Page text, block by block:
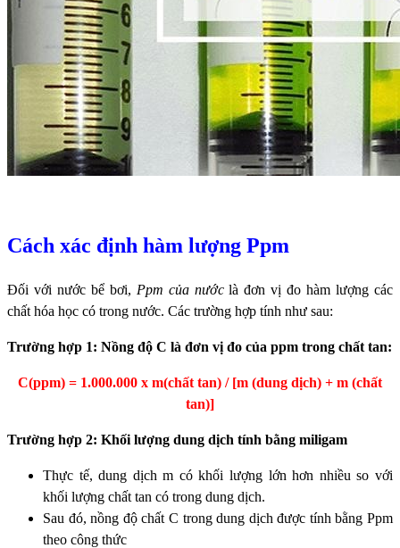
Cách xác định hàm lượng Ppm
Đối với nước bể bơi, Ppm của nướclà đơn vị đo hàm lượng các
chất hóa học có trong nước. Các trường hợp tính như sau:
Trường hợp 1: Nồng độ C là đơn vị đo của ppm trong chất tan:
C(ppm) = 1.000.000 x m(chất tan) / [m (dung dịch) + m (chất
tan)]
Trường hợp 2: Khối lượng dung dịch tính bằng miligam
Thực tế, dung dịch m có khối lượng lớn hơn nhiều so với
khối lượng chất tan có trong dung dịch.
Sau đó, nồng độ chất C trong dung dịch được tính bằng Ppm
theo công thức